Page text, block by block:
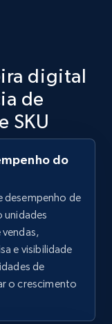
agora
Initial
more.
agora
digital
de
SKU
do
desempenho de
unidades
e visibilidade
de
o crescimento